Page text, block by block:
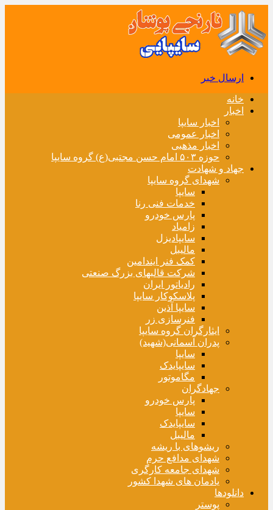
ارسال خبر
خانه
اخبار
اخبار سایپا
اخبار عمومی
اخبار مذهبی
حوزه ۵۰۳ امام حسن مجتبی(ع) گروه سایپا
جهاد و شهادت
شهدای گروه سایپا
سایپا
خدمات فنی رنا
پارس خودرو
زامیاد
سایپادیزل
مالیبل
کمک فنر ایندامین
شرکت قالبهای بزرگ صنعتی
رادیاتور ایران
پلاسکوکار سایپا
سایپا آذین
فنرسازی زر
ایثارگران گروه سایپا
پدران آسمانی(شهید)
سایپا
سایپایدک
مگاموتور
جهادگران
پارس خودرو
سایپا
سایپایدک
مالیبل
ریشوهای با ریشه
شهدای مدافع حرم
شهدای جامعه کارگری
یادمان های شهدا کشور
دانلودها
پوستر